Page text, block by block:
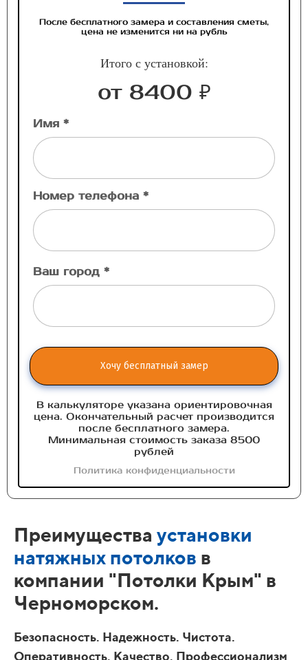
После бесплатного замера и составления сметы,
цена не изменится ни на рубль
Итого с установкой:
от 8400 ₽
Имя *
Номер телефона *
Ваш город *
Хочу бесплатный замер
В калькуляторе указана ориентировочная
цена. Окончательный расчет производится
после бесплатного замера.
Минимальная стоимость заказа 8500
рублей
Политика конфиденциальности
Преимущества установки
натяжных потолков в
компании "Потолки Крым" в
Черноморском.
Безопасность. Надежность. Чистота.
Оперативность. Качество. Профессионализм